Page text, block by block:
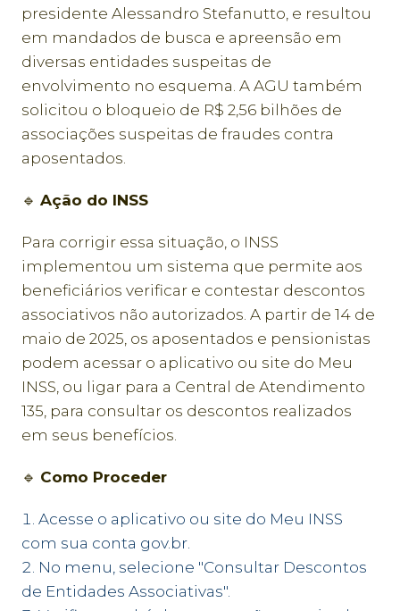
presidente Alessandro Stefanutto, e resultou
em mandados de busca e apreensão em
diversas entidades suspeitas de
envolvimento no esquema. A AGU também
solicitou o bloqueio de R$ 2,56 bilhões de
associações suspeitas de fraudes contra
aposentados.
🔹 Ação do INSS
Para corrigir essa situação, o INSS
implementou um sistema que permite aos
beneficiários verificar e contestar descontos
associativos não autorizados. A partir de 14 de
maio de 2025, os aposentados e pensionistas
podem acessar o aplicativo ou site do Meu
INSS, ou ligar para a Central de Atendimento
135, para consultar os descontos realizados
em seus benefícios.
🔹 Como Proceder
Acesse o aplicativo ou site do Meu INSS
com sua conta gov.br.
No menu, selecione "Consultar Descontos
de Entidades Associativas".